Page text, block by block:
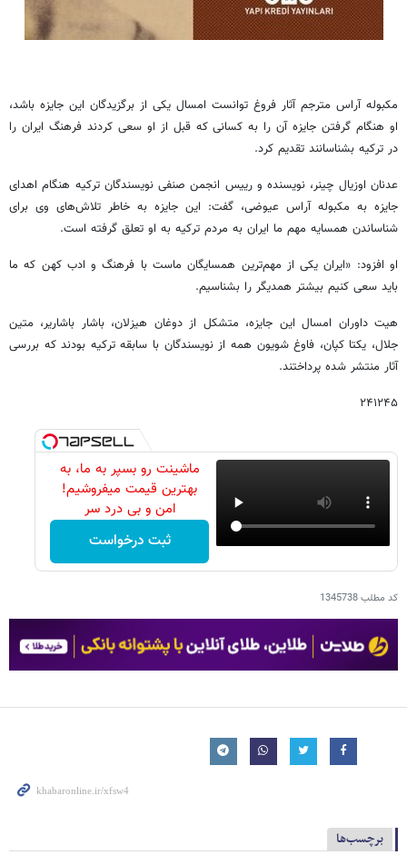
مکبوله آراس مترجم آثار فروغ توانست امسال یکی از برگزیدگان این جایزه باشد،
او هنگام گرفتن جایزه آن را به کسانی که قبل از او سعی کردند فرهنگ ایران را
در ترکیه بشناسانند تقدیم کرد.
عدنان اوزیال چینر، نویسنده و رییس انجمن صنفی نویسندگان ترکیه هنگام اهدای
جایزه به مکبوله آراس عیوضی، گفت: این جایزه به خاطر تلاش‌های وی برای
شناساندن همسایه مهم ما ایران به مردم ترکیه به او تعلق گرفته است.
او افزود: «ایران یکی از مهم‌ترین همسایگان ماست با فرهنگ و ادب کهن که ما
باید سعی کنیم بیشتر همدیگر را بشناسیم.
هیت داوران امسال این جایزه، متشکل از دوغان هیزلان، باشار باشاریر، متین
جلال، یکتا کپان، فاوغ شویون همه از نویسندگان با سابقه ترکیه بودند که بررسی
آثار منتشر شده پرداختند.
۲۴۱۲۴۵
ماشینت رو بسپر به ما، به
بهترین قیمت میفروشیم!
امن و بی درد سر
ثبت درخواست
کد مطلب1345738
برچسب‌ها